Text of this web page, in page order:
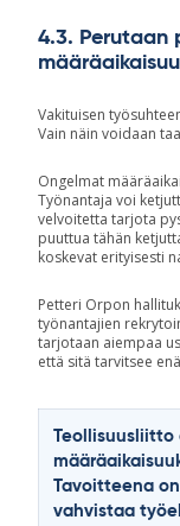
4.3. Perutaan
Vakituisen
Vain näin voidaan
Ongelmat
Työnantaja voi
velvoitetta tarjota
puuttua tähän
koskevat erityisesti
Petteri Orpon
työnantajien
tarjotaan aiempaa
että sitä tarvitsee
Teollisuusliitto
Tavoitteena
vahvistaa